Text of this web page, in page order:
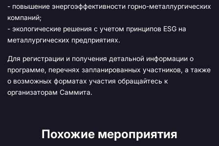
- повышение энергоэффективности горно-металлургических
компаний;
- экологические решения с учетом принципов ESG на
металлургических предприятиях.
Для регистрации и получения детальной информации о
программе, перечнях запланированных участников, а также
о возможных форматах участия обращайтесь к
организаторам Саммита.
Похожие мероприятия